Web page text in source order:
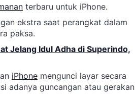
terbaru untuk iPhone.
ekstra saat perangkat dalam
paksa.
Jelang Idul Adha di Superindo,
iPhone mengunci layar secara
adanya guncangan atau gerakan